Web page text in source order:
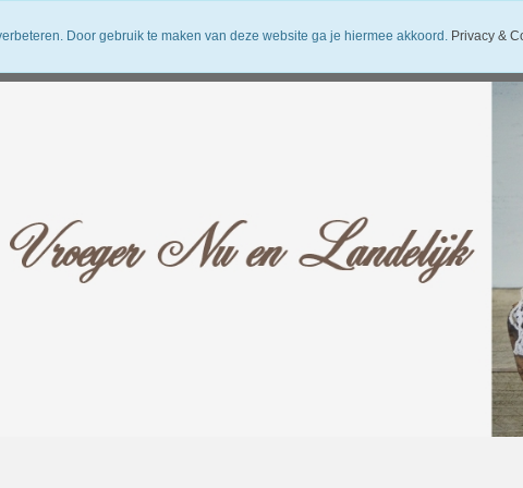
Verzendkosten Vroeger Nu en Landelijk
Door gebruik te maken van deze website ga je hiermee akkoord.Privacy &